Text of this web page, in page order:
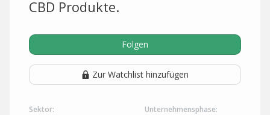
CBD Produkte.
Folgen
Zur Watchlist hinzufügen
Sektor: Unternehmensphase: